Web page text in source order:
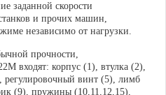
заданной скорости
и прочих машин,
независимо от нагрузки.
прочности,
входят: корпус (1), втулка (2),
регулировочный винт (5), лимб
(9), пружины (10,11,12,15),